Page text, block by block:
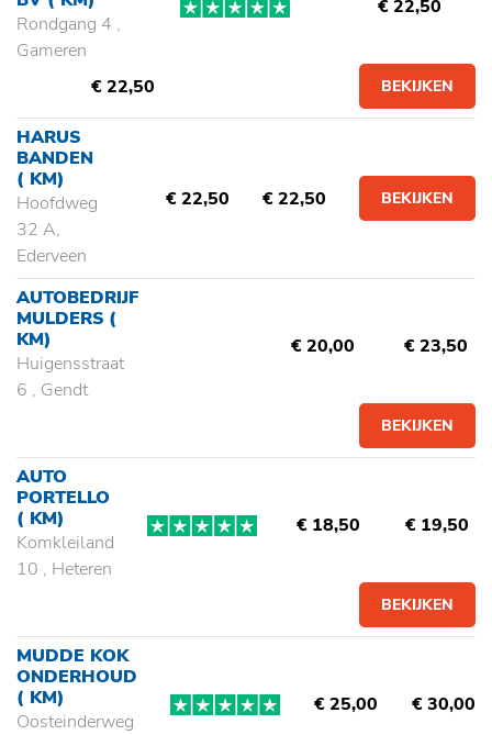
Rondgang 4 ,
Gameren
€ 22,50
€ 22,50 BEKIJKEN
HARUS
BANDEN
( KM)
Hoofdweg
32 A,
Ederveen
€ 22,50 € 22,50 BEKIJKEN
AUTOBEDRIJF
MULDERS (
KM)
Huigensstraat
6 , Gendt
€ 20,00 € 23,50
BEKIJKEN
AUTO
PORTELLO
( KM)
Komkleiland
10 , Heteren
€ 18,50 € 19,50
BEKIJKEN
MUDDE KOK
ONDERHOUD
( KM)
Oosteinderweg
€ 25,00 € 30,00